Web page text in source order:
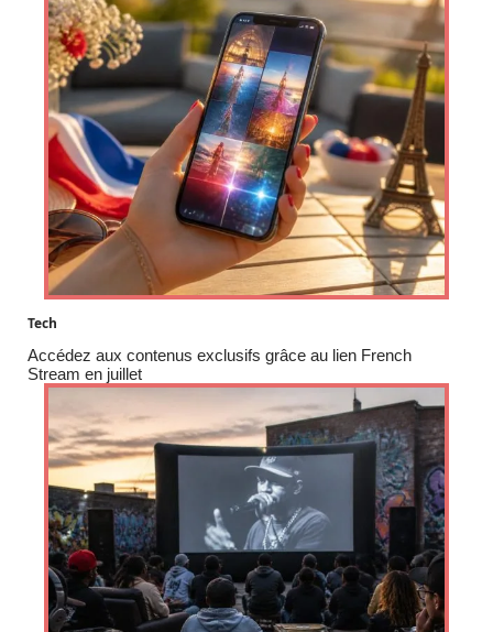
Tech
Accédez aux contenus exclusifs grâce au lien French
Stream en juillet